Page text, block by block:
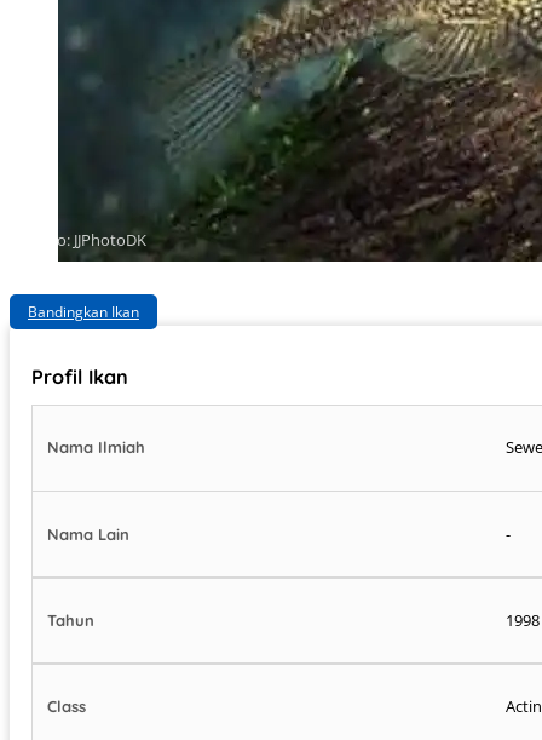
Photo: JJPhotoDK
Bandingkan Ikan
Profil Ikan
Nama Ilmiah
Nama Lain -
Tahun 1998
Class